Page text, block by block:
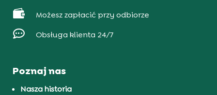
 Możesz zapłacić przy odbiorze
 Obsługa klienta 24/7
Poznaj nas
Nasza historia